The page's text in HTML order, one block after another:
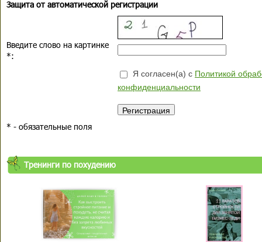
Защита от автоматической регистрации
Введите слово на картинке
*:
Я согласен(а) с Политикой
конфиденциальности
* - обязательные поля
Тренинги по похудению